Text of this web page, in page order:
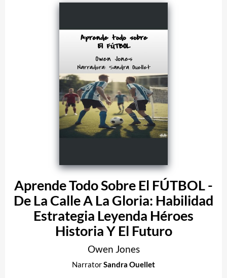
Aprende Todo Sobre El FÚTBOL -
De La Calle A La Gloria: Habilidad
Estrategia Leyenda Héroes
Historia Y El Futuro
Owen Jones
NarratorSandra Ouellet